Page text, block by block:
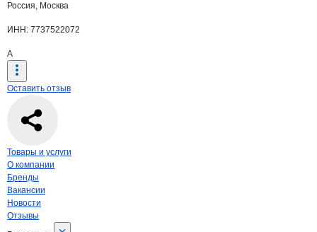
Россия, Москва
ИНН: 7737522072
А
Оставить отзыв
Навигация по странице
Товары и услуги
О компании
Бренды
Вакансии
Новости
Отзывы